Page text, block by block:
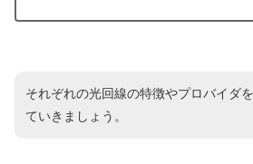
それぞれの光回線の特徴やプロバイダ
ていきましょう。